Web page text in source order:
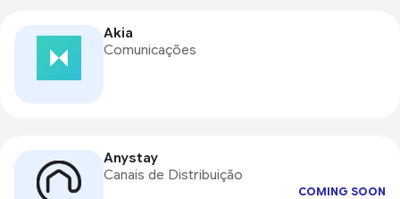
Akia
Comunicações
Anystay
Canais de Distribuição
COMING SOON